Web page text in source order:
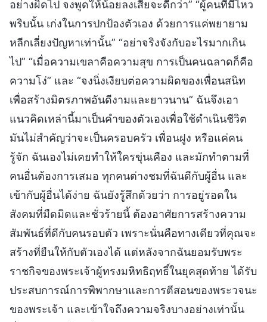
อย่างผิดไป จงพูดให้น้อยลงเสียจะดีกว่า” “ผู้คนที่มีไหว
พริบนั้น เก่งในการปกป้องตัวเอง ด้วยการแค่พยายาม
หลีกเลี่ยงปัญหาเท่านั้น” “อย่าจริงจังกับอะไรมากเกิน
ไป” “เมื่อความเขลาคือความสุข การเป็นคนฉลาดก็คือ
ความโง่” และ “จงนิ่งเงียบต่อความผิดของเพื่อนสนิท
เพื่อสร้างมิตรภาพอันดีงามและยาวนาน” ฉันจึงเอา
แนวคิดเหล่านี้มาเป็นคำของตัวเองเพื่อใช้ดำเนินชีวิต
มันไม่สำคัญว่าจะเป็นครอบครัว เพื่อนฝูง หรือแค่คน
รู้จัก ฉันเองไม่เคยทำให้ใครขุ่นเคือง และมักทำตามที่
คนอื่นต้องการเสมอ ทุกคนต่างชมที่ฉันดีกับผู้อื่น และ
เข้ากับผู้อื่นได้ง่าย ฉันยังรู้สึกด้วยว่า การอยู่รอดใน
สังคมที่มืดมิดและชั่วร้ายนี้ ต้องอาศัยการสร้างความ
สัมพันธ์ที่ดีกับคนรอบตัว เพราะนั่นคือทางเดียวที่คุณจะ
สร้างที่ยืนให้กับตัวเองได้ แต่หลังจากฉันยอมรับพระ
ราชกิจของพระเจ้าผู้ทรงมหิทธิฤทธิ์ในยุคสุดท้าย ได้รับ
ประสบการณ์การพิพากษาและการตีสอนของพระวจนะ
ของพระเจ้า และเข้าใจถึงความจริงบางอย่างเท่านั้น